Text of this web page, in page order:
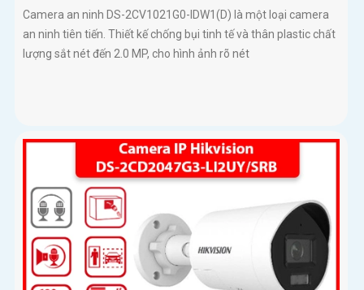
Camera an ninh DS-2CV1021G0-IDW1(D) là một loại camera
an ninh tiên tiến. Thiết kế chống bụi tinh tế và thân plastic chất
lượng sắt nét đến 2.0 MP, cho hình ảnh rõ nét